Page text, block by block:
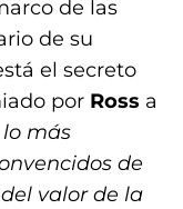
de las
de su
el secreto
por Ross a
lo más
de
valor de la